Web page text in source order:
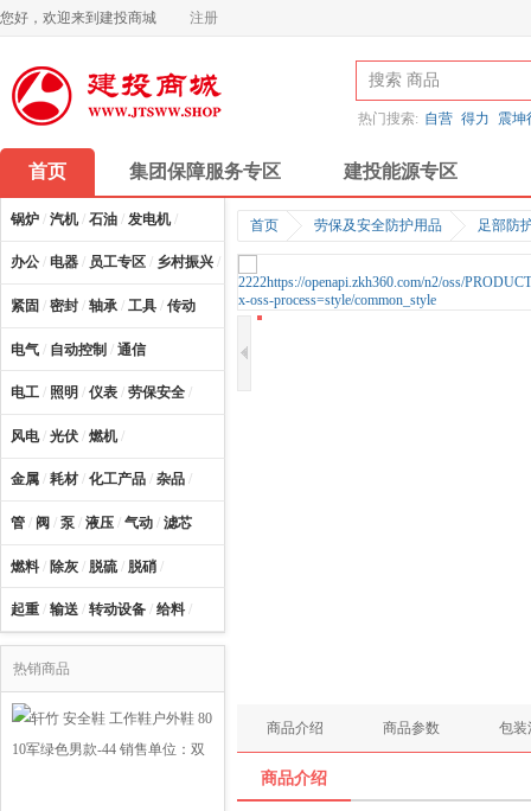
您好，欢迎来到建投商城 注册
热门搜索: 自营 得力 震坤
首页 集团保障服务专区 建投能源专区
锅炉 / 汽机/ 石油 / 发电机/
办公 / 电器 / 员工专区 / 乡村振兴 /
紧固 / 密封 / 轴承 / 工具 / 传动
电气 / 自动控制 / 通信
电工 / 照明 / 仪表 / 劳保安全 /
风电/ 光伏 / 燃机/
金属 / 耗材 / 化工产品 / 杂品 /
管 / 阀 / 泵 / 液压 / 气动 / 滤芯
燃料 / 除灰 / 脱硫/ 脱硝 /
起重 / 输送 / 转动设备 / 给料 /
热销商品
首页 劳保及安全防护用品 足部防
商品介绍 商品参数 包装
商品介绍